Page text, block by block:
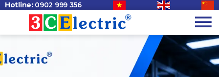
Hotline: 0902 999 356